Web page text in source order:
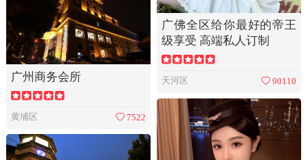
广佛全区给你最好的帝王
级享受 高端私人订制
天河区 90110
广州商务会所
黄埔区 7522